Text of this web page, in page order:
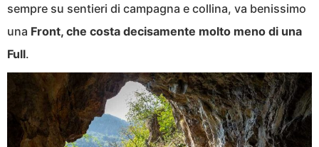
sempre su sentieri di campagna e collina, va benissimo
una Front, che costa decisamente molto meno di una
Full.